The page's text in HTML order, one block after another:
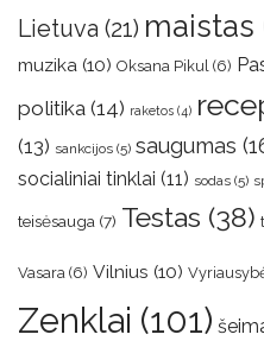
Lietuva (21) maistas
muzika (10) Oksana Pikul (6)
politika (14) raketos (4)
(13) sankcijos (5) saugumas
socialiniai tinklai (11) sodas (5)
teisėsauga (7) Testas (38)
Vasara (6) Vilnius (10)
Zenklai (101)